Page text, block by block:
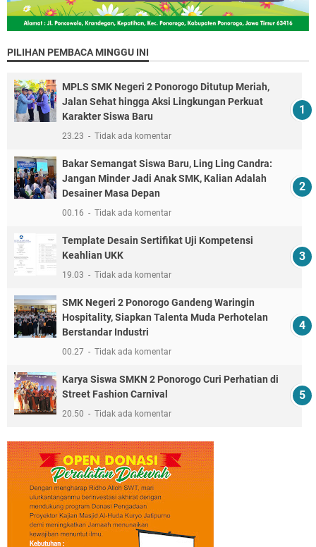
PILIHAN PEMBACA MINGGU INI
MPLS SMK Negeri 2 Ponorogo Ditutup Meriah,
Jalan Sehat hingga Aksi Lingkungan Perkuat
Karakter Siswa Baru
23.23 Tidak ada komentar
Bakar Semangat Siswa Baru, Ling Ling Candra:
Jangan Minder Jadi Anak SMK, Kalian Adalah
Desainer Masa Depan
00.16 Tidak ada komentar
Template Desain Sertifikat Uji Kompetensi
Keahlian UKK
19.03 Tidak ada komentar
SMK Negeri 2 Ponorogo Gandeng Waringin
Hospitality, Siapkan Talenta Muda Perhotelan
Berstandar Industri
00.27 Tidak ada komentar
Karya Siswa SMKN 2 Ponorogo Curi Perhatian di
Street Fashion Carnival
20.50 Tidak ada komentar